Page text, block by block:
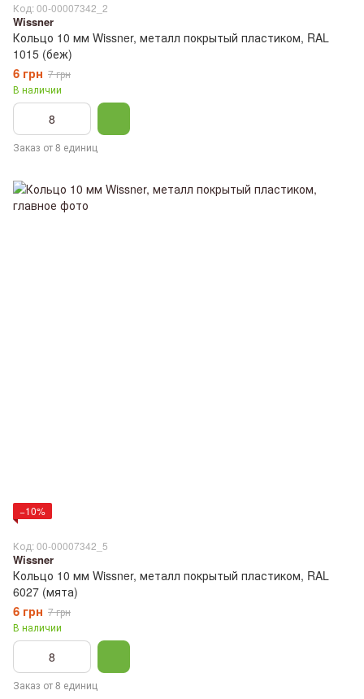
Код: 00-00007342_2
Wissner
Кольцо 10 мм Wissner, металл покрытый пластиком, RAL
1015 (беж)
6 грн 7 грн
В наличии
Заказ от 8 единиц
−10%
Код: 00-00007342_5
Wissner
Кольцо 10 мм Wissner, металл покрытый пластиком, RAL
6027 (мята)
6 грн 7 грн
В наличии
Заказ от 8 единиц